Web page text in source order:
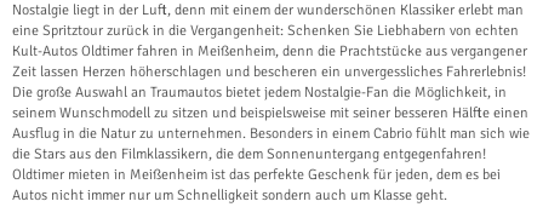
Nostalgie liegt in der Luft, denn mit einem der wunderschönen Klassiker erlebt man
eine Spritztour zurück in die Vergangenheit: Schenken Sie Liebhabern von echten
Kult-Autos Oldtimer fahren in Meißenheim, denn die Prachtstücke aus vergangener
Zeit lassen Herzen höherschlagen und bescheren ein unvergessliches Fahrerlebnis!
Die große Auswahl an Traumautos bietet jedem Nostalgie-Fan die Möglichkeit, in
seinem Wunschmodell zu sitzen und beispielsweise mit seiner besseren Hälfte einen
Ausflug in die Natur zu unternehmen. Besonders in einem Cabrio fühlt man sich wie
die Stars aus den Filmklassikern, die dem Sonnenuntergang entgegenfahren!
Oldtimer mieten in Meißenheim ist das perfekte Geschenk für jeden, dem es bei
Autos nicht immer nur um Schnelligkeit sondern auch um Klasse geht.